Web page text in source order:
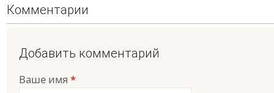
Комментарии
Добавить комментарий
Ваше имя *